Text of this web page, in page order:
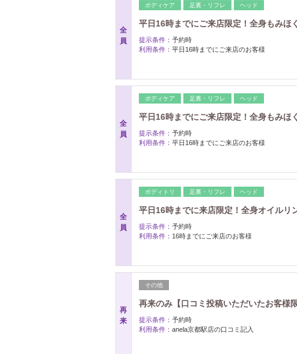
全
員
ボディケア 足裏・リフレ ヘッド
平日16時までにご来店限定！全身もみ
提示条件： 予約時
利用条件： 平日16時までにご来店のお客様
全
員
ボディケア 足裏・リフレ ヘッド
平日16時までにご来店限定！全身もみ
提示条件： 予約時
利用条件： 平日16時までにご来店のお客様
全
員
ボディトリ 足裏・リフレ ヘッド
平日16時までに来店限定！全身オイル
提示条件： 予約時
利用条件： 16時までにご来店のお客様
再
来
その他
再来のみ【口コミ投稿いただいたお客様
提示条件： 予約時
利用条件： anela京都駅店の口コミ記入